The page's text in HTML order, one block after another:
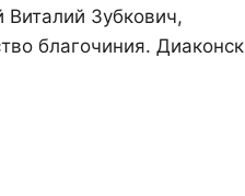
Виталий Зубкович,
благочиния.